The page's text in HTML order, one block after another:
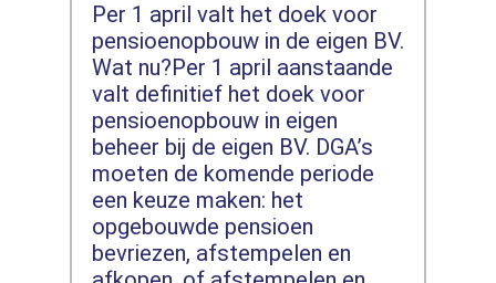
Per 1 april valt het doek voor
pensioenopbouw in de eigen BV.
Wat nu?Per 1 april aanstaande
valt definitief het doek voor
pensioenopbouw in eigen
beheer bij de eigen BV. DGA’s
moeten de komende periode
een keuze maken: het
opgebouwde pensioen
bevriezen, afstempelen en